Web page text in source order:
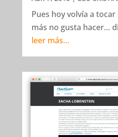
Pues hoy volvía a
más no gusta hacer…
leer más…